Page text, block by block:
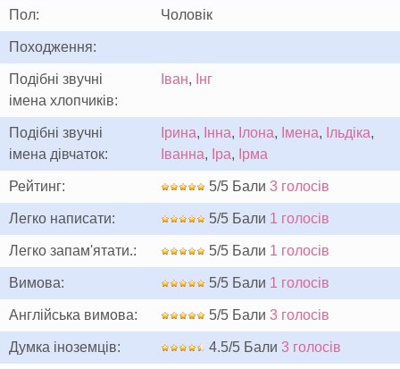
Пол: Чоловік
Походження:
Подібні звучні
імена хлопчиків:
Іван, Інг
Подібні звучні
імена дівчаток:
Ірина, Інна, Ілона, Імена, Ільдіка,
Іванна, Іра, Ірма
Рейтинг: 5/5 Бали 3 голосів
Легко написати: 5/5 Бали 1 голосів
Легко запам'ятати.: 5/5 Бали 1 голосів
Вимова: 5/5 Бали 1 голосів
Англійська вимова: 5/5 Бали 3 голосів
Думка іноземців: 4.5/5 Бали 3 голосів